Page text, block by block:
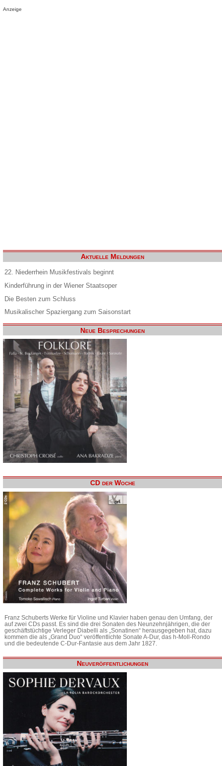
Anzeige
Aktuelle Meldungen
22. Niederrhein Musikfestivals beginnt
Kinderführung in der Wiener Staatsoper
Die Besten zum Schluss
Musikalischer Spaziergang zum Saisonstart
Neue Besprechungen
CD der Woche
Franz Schuberts Werke für Violine und Klavier haben genau den Umfang, der
auf zwei CDs passt. Es sind die drei Sonaten des Neunzehnjährigen, die der
geschäftstüchtige Verleger Diabelli als „Sonatinen“ herausgegeben hat, dazu
kommen die als „Grand Duo“ veröffentlichte Sonate A-Dur, das h-Moll-Rondo
und die bedeutende C-Dur-Fantasie aus dem Jahr 1827.
Neuveröffentlichungen